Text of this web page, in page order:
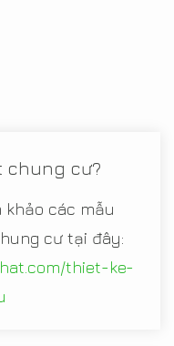
chung cư?
khảo các mẫu
cư tại đây:
thiet-ke-